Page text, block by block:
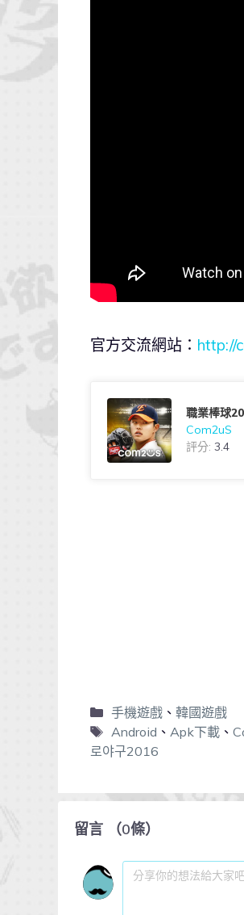
官方交流網站： http://
職業棒球
Com2uS
評分: 3.4
手機遊戲、 韓國遊戲
Android 、 Apk下載、
로야구2016
留言 （0條）